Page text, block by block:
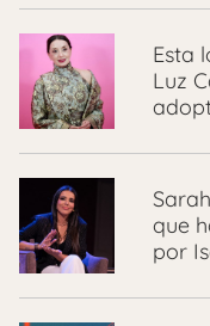
Esta
Luz
que
por